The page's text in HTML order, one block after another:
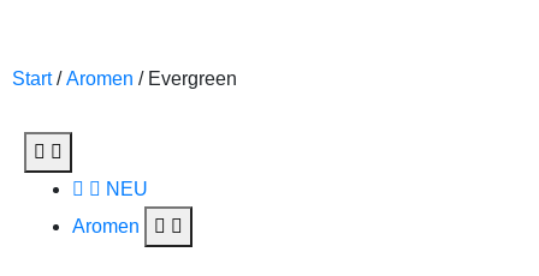
Start/Aromen / Evergreen
NEU
Aromen